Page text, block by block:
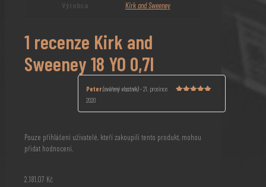
Kirk and Sweeney
1 recenze Kirk and
Sweeney 18 YO 0,7l
Peter(ověřený vlastník)–21. prosince
2020
Pouze přihlášení uživatelé, kteří zakoupili tento produkt, mohou
přidat hodnocení.
2.181,07 Kč